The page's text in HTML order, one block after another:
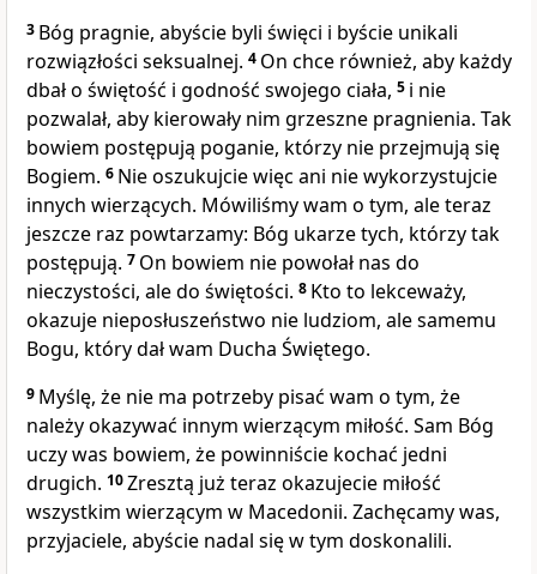
3 Bóg pragnie, abyście byli święci i byście unikali
rozwiązłości seksualnej. 4 On chce również, aby każdy
dbał o świętość i godność swojego ciała, 5 i nie
pozwalał, aby kierowały nim grzeszne pragnienia. Tak
bowiem postępują poganie, którzy nie przejmują się
Bogiem. 6 Nie oszukujcie więc ani nie wykorzystujcie
innych wierzących. Mówiliśmy wam o tym, ale teraz
jeszcze raz powtarzamy: Bóg ukarze tych, którzy tak
postępują. 7 On bowiem nie powołał nas do
nieczystości, ale do świętości. 8 Kto to lekceważy,
okazuje nieposłuszeństwo nie ludziom, ale samemu
Bogu, który dał wam Ducha Świętego.
9 Myślę, że nie ma potrzeby pisać wam o tym, że
należy okazywać innym wierzącym miłość. Sam Bóg
uczy was bowiem, że powinniście kochać jedni
drugich. 10Zresztą już teraz okazujecie miłość
wszystkim wierzącym w Macedonii. Zachęcamy was,
przyjaciele, abyście nadal się w tym doskonalili.